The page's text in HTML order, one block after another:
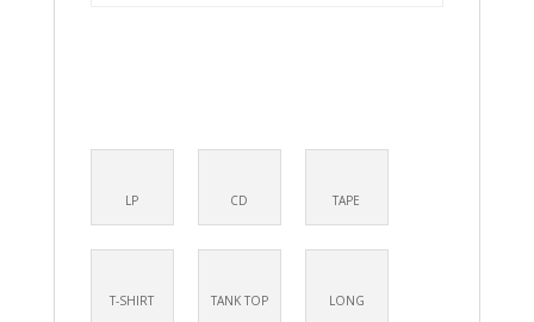
LP CD TAPE
T-SHIRT TANK TOP
LONG